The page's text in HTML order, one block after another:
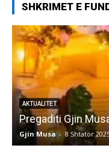
SHKRIMET E
AKTUALITET
Pregaditi Gjin
Gjin Musa - 8 Shtator